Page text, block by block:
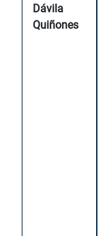
Dávila
Quiñones